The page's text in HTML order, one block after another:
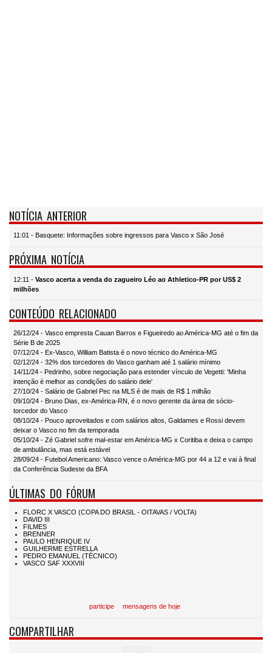
NOTÍCIA ANTERIOR
11:01 - Basquete: Informações sobre ingressos para Vasco x São José
PRÓXIMA NOTÍCIA
12:11 - Vasco acerta a venda do zagueiro Léo ao Athletico-PR por US$ 2
milhões
CONTEÚDO RELACIONADO
26/12/24 - Vasco empresta Cauan Barros e Figueiredo ao América-MG até o fim da
Série B de 2025
07/12/24 - Ex-Vasco, William Batista é o novo técnico do América-MG
02/12/24 - 32% dos torcedores do Vasco ganham até 1 salário mínimo
14/11/24 - Pedrinho, sobre negociação para estender vínculo de Vegetti: 'Minha
intenção é melhor as condições do salário dele'
27/10/24 - Salário de Gabriel Pec na MLS é de mais de R$ 1 milhão
09/10/24 - Bruno Dias, ex-América-RN, é o novo gerente da área de sócio-
torcedor do Vasco
08/10/24 - Pouco aproveitados e com salários altos, Galdames e Rossi devem
deixar o Vasco no fim da temporada
05/10/24 - Zé Gabriel sofre mal-estar em América-MG x Coritiba e deixa o campo
de ambulância, mas está estável
28/09/24 - Futebol Americano: Vasco vence o América-MG por 44 a 12 e vai à final
da Conferência Sudeste da BFA
ÚLTIMAS DO FÓRUM
participe mensagens de hoje
COMPARTILHAR